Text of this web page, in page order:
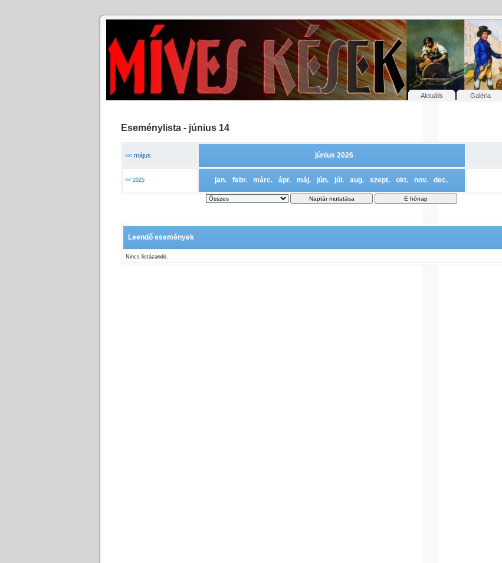
Aktuális Galéria
Eseménylista - június 14
<< május június 2026
<< 2025 jan. febr. márc. ápr. máj. jún. júl. aug. szept. okt. nov. dec.
Leendő események
Nincs listázandó.